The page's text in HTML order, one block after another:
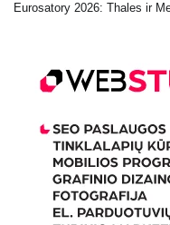
Eurosatory 2026: Thales ir